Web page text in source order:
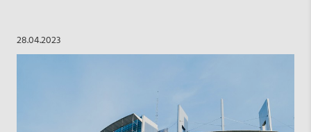
28.04.2023